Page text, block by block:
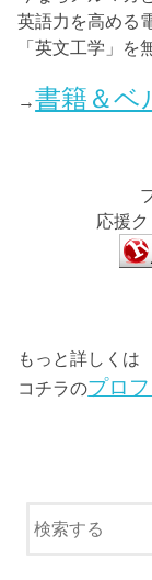
英語力を高める
「英文工学」を
→書籍＆ベ
応援ク
もっと詳しくは
コチラのプロ